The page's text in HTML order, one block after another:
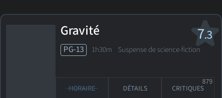
7.3
Gravité
PG-13 1h30m Suspense de science-fiction
HORAIRE DÉTAILS CRITIQUES
879